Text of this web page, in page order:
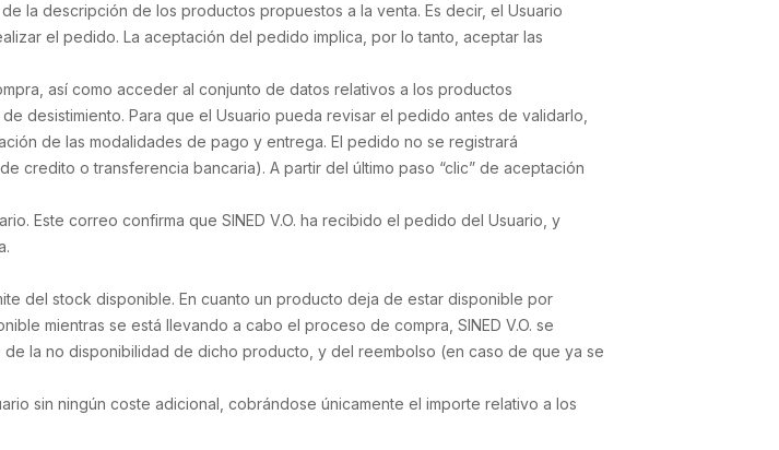
la descripción de los productos propuestos a la venta. Es decir, el Usuario
el pedido. La aceptación del pedido implica, por lo tanto, aceptar las
así como acceder al conjunto de datos relativos a los productos
desistimiento. Para que el Usuario pueda revisar el pedido antes de validarlo,
de las modalidades de pago y entrega. El pedido no se registrará
credito o transferencia bancaria). A partir del último paso “clic” de aceptación
Este correo confirma que SINED V.O. ha recibido el pedido del Usuario, y
del stock disponible. En cuanto un producto deja de estar disponible por
mientras se está llevando a cabo el proceso de compra, SINED V.O. se
la no disponibilidad de dicho producto, y del reembolso (en caso de que ya se
sin ningún coste adicional, cobrándose únicamente el importe relativo a los